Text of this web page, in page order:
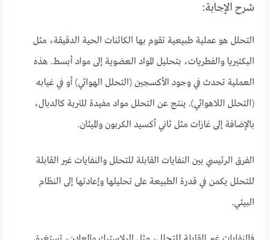
شرح الإجابة:
التحلل هو عملية طبيعية تقوم بها الكائنات الحية الدقيقة، مثل
البكتيريا والفطريات، بتحليل المواد العضوية إلى مواد أبسط. هذه
العملية تحدث في وجود الأكسجين (التحلل الهوائي) أو في غيابه
(التحلل اللاهوائي). ينتج عن التحلل مواد مفيدة للتربة كالدبال،
بالإضافة إلى غازات مثل ثاني أكسيد الكربون والميثان.
الفرق الرئيسي بين النفايات القابلة للتحلل والنفايات غير القابلة
للتحلل يكمن في قدرة الطبيعة على تحليلها وإعادتها إلى النظام
البيئي.